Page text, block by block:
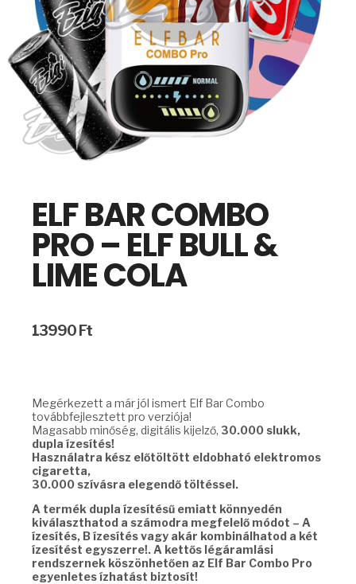
ELF BAR COMBO
PRO – ELF BULL &
LIME COLA
13990 Ft
Megérkezett a már jól ismert Elf Bar Combo
továbbfejlesztett pro verziója!
Magasabb minőség, digitális kijelző, 30.000 slukk,
dupla ízesítés!
Használatra kész előtöltött eldobható elektromos
cigaretta,
30.000 szívásra elegendő töltéssel.
A termék dupla ízesítésű emiatt könnyedén
kiválaszthatod a számodra megfelelő módot – A
ízesítés, B ízesítés vagy akár kombinálhatod a két
ízesítést egyszerre!. A kettős légáramlási
rendszernek köszönhetően az Elf Bar Combo Pro
egyenletes ízhatást biztosít!